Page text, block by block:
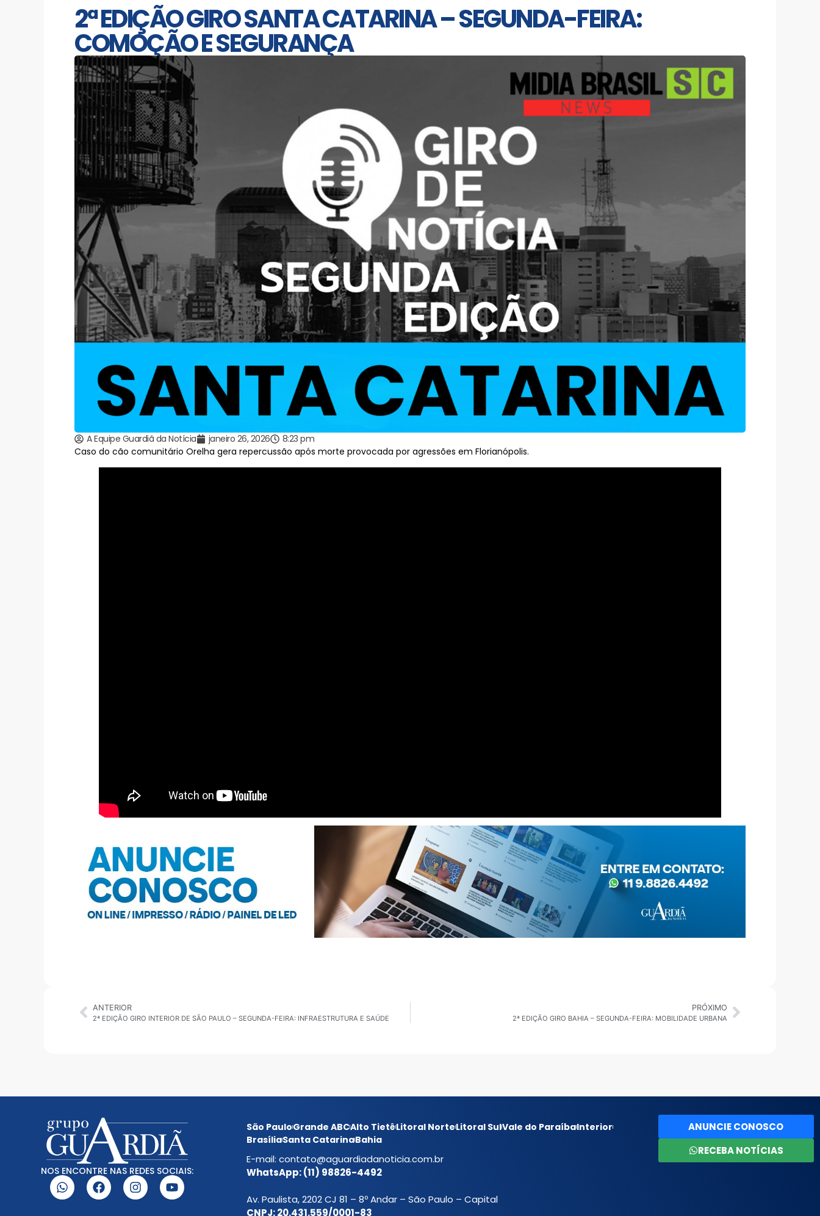
2ª EDIÇÃO GIRO SANTA CATARINA – SEGUNDA-FEIRA:
COMOÇÃO E SEGURANÇA
A Equipe Guardiã da Notícia janeiro 26, 2026
8:23 pm
Caso do cão comunitário Orelha gera repercussão após morte provocada por agressões em Florianópolis.
ANTERIOR
2ª EDIÇÃO GIRO INTERIOR DE SÃO PAULO – SEGUNDA-FEIRA: INFRAESTRUTURA E SAÚDE
PRÓXIMO
2ª EDIÇÃO GIRO BAHIA – SEGUNDA-FEIRA: MOBILIDADE URBANA
NOS ENCONTRE NAS REDES SOCIAIS:
São PauloGrande ABCAlto TietêLitoral NorteLitoral SulVale do ParaíbaInterior
BrasíliaSanta CatarinaBahia
E-mail: contato@aguardiadanoticia.com.br
WhatsApp: (11) 98826-4492
Av. Paulista, 2202 CJ 81 – 8º Andar – São Paulo – Capital
CNPJ: 20.431.559/0001-83
ANUNCIE CONOSCO
RECEBA NOTÍCIAS